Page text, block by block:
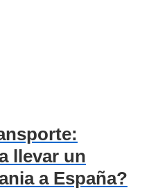
llevar un
a España?